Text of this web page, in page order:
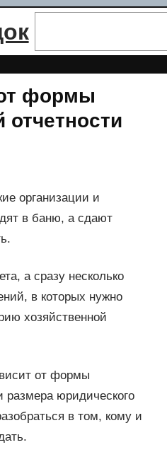
формы
отчетности
организации и
в баню, а сдают
а сразу несколько
в которых нужно
хозяйственной
от формы
размера юридического
в том, кому и